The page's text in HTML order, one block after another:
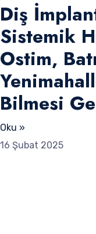
Diş
Sistemik
Ostim,
Bilmesi
Oku »
16 Şubat 2025